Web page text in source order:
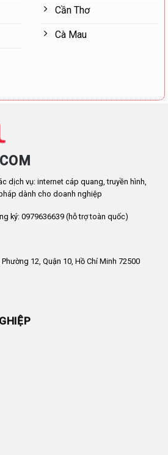
Cần Thơ
Cà Mau
dịch vụ: internet cáp quang, truyền hình,
dành cho doanh nghiệp
ký: 0979636639 (hỗ trợ toàn quốc)
12, Quận 10, Hồ Chí Minh 72500